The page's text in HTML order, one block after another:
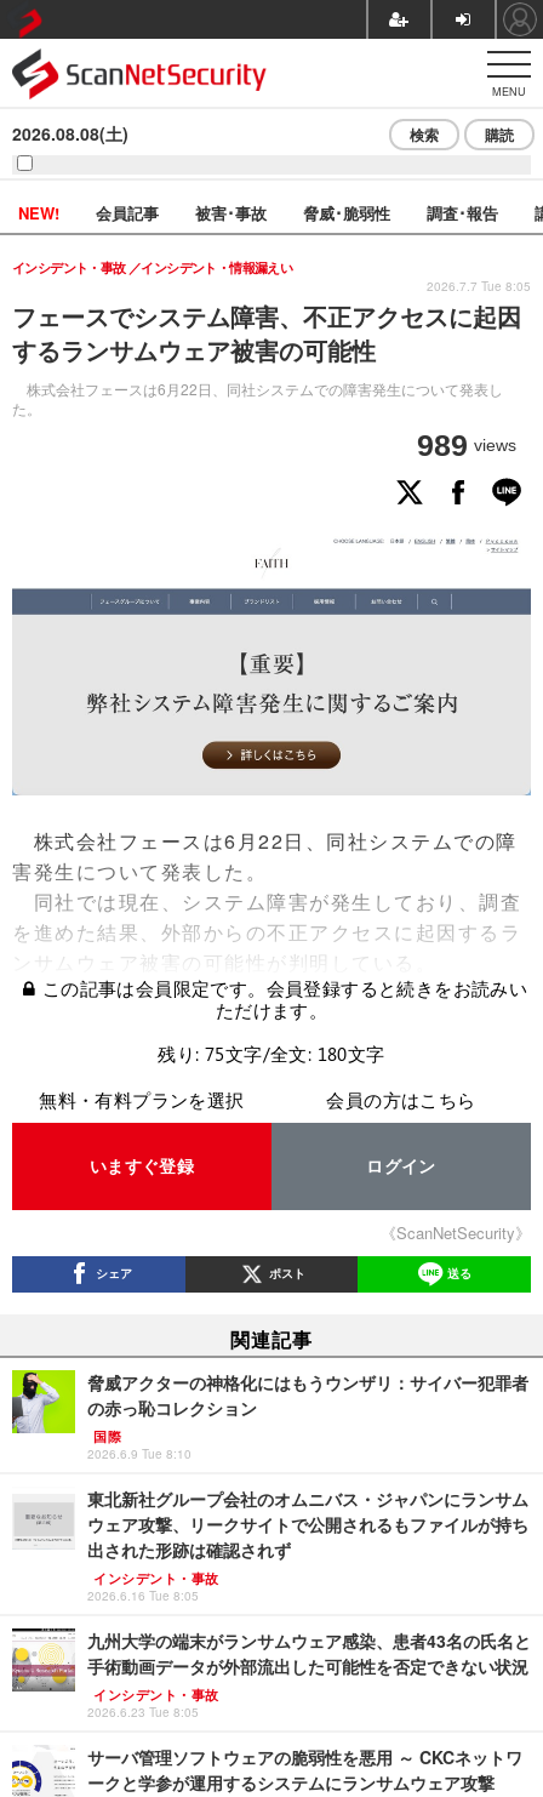
MENU
2026.08.08(土) 検索 購読
NEW! 会員記事 被害･事故 脅威･脆弱性 調査･報告
フェースでシステム障害、不正アクセスに起因
するランサムウェア被害の可能性
株式会社フェースは6月22日、同社システムでの障害発生について発表し
た。
インシデント・事故 インシデント・情報漏えい
989 views
2026.7.7 Tue 8:05
株式会社フェースは6月22日、同社システムでの障
害発生について発表した。
同社では現在、システム障害が発生しており、調査
を進めた結果、外部からの不正アクセスに起因するラ
ンサムウェア被害の可能性が判明している。
この記事は会員限定です。会員登録すると続きをお読みい
ただけます。
残り: 75文字/全文: 180文字
無料・有料プランを選択
いますぐ登録
会員の方はこちら
ログイン
《ScanNetSecurity》
シェア ポスト 送る
関連記事
脅威アクターの神格化にはもうウンザリ：サイバー犯罪者
の赤っ恥コレクション
国際
2026.6.9 Tue 8:10
東北新社グループ会社のオムニバス・ジャパンにランサム
ウェア攻撃、リークサイトで公開されるもファイルが持ち
出された形跡は確認されず
インシデント・事故
2026.6.16 Tue 8:05
九州大学の端末がランサムウェア感染、患者43名の氏名と
手術動画データが外部流出した可能性を否定できない状況
インシデント・事故
2026.6.23 Tue 8:05
サーバ管理ソフトウェアの脆弱性を悪用 ～ CKCネットワ
ークと学参が運用するシステムにランサムウェア攻撃